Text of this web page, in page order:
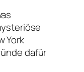
York
dafür